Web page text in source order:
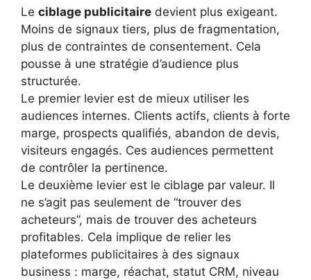
Le ciblage publicitaire devient plus exigeant.
Moins de signaux tiers, plus de fragmentation,
plus de contraintes de consentement. Cela
pousse à une stratégie d’audience plus
structurée.
Le premier levier est de mieux utiliser les
audiences internes. Clients actifs, clients à forte
marge, prospects qualifiés, abandon de devis,
visiteurs engagés. Ces audiences permettent
de contrôler la pertinence.
Le deuxième levier est le ciblage par valeur. Il
ne s’agit pas seulement de “trouver des
acheteurs”, mais de trouver des acheteurs
profitables. Cela implique de relier les
plateformes publicitaires à des signaux
business : marge, réachat, statut CRM, niveau